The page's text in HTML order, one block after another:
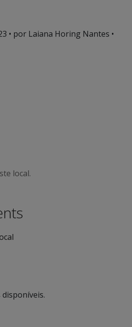
• por Laiana Horing Nantes •
local.